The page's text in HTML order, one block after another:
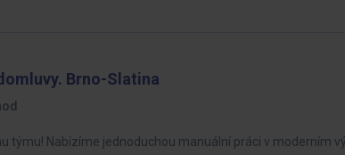
Brno-Slatina
týmu! Nabízíme jednoduchou manuální práci v moderním